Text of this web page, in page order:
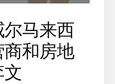
马来西
和房地